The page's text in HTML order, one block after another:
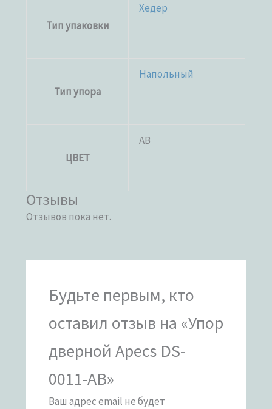
Тип упаковки
Хедер
Тип упора
Напольный
ЦВЕТ
AB
Отзывы
Отзывов пока нет.
Будьте первым, кто
оставил отзыв на «Упор
дверной Apecs DS-
0011-AB»
Ваш адрес email не будет